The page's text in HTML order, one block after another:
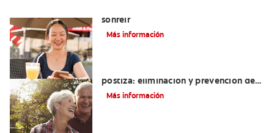
sonreír
Más información
postiza: eliminación y prevención de
manchas
Más información